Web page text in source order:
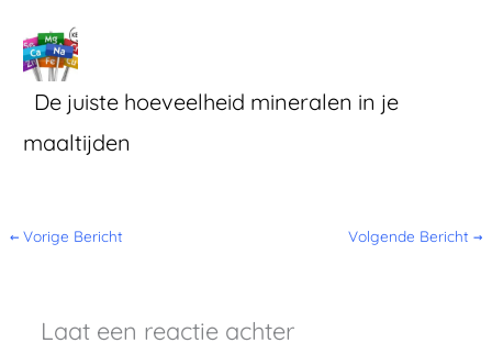
De juiste hoeveelheid mineralen in je
maaltijden
← Vorige Bericht Volgende Bericht →
Laat een reactie achter